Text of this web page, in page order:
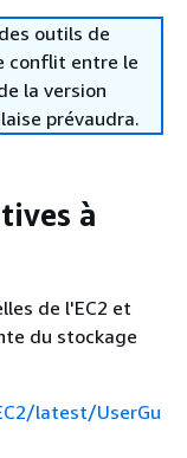
outils de
conflit entre le
la version
prévaudra.
à
de l'EC2 et
du stockage
latest/UserGu